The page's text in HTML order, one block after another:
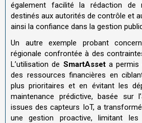
également facilité la rédaction de
destinés aux autorités de contrôle et
ainsi la confiance dans la gestion
Un autre exemple probant
régionale confrontée à des
L’utilisation de SmartAsseta permis
des ressources financières en
plus prioritaires et en évitant les
maintenance prédictive, basée sur
issues des capteurs IoT, a
une gestion proactive, limitant